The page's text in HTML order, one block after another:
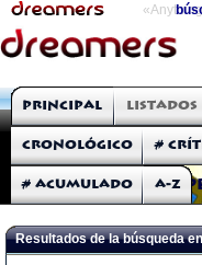
THE DREAMERS
Críticas: Películas
Principal Listados
Cronológico #
# Acumulado A-Z
Resultados de la búsqueda